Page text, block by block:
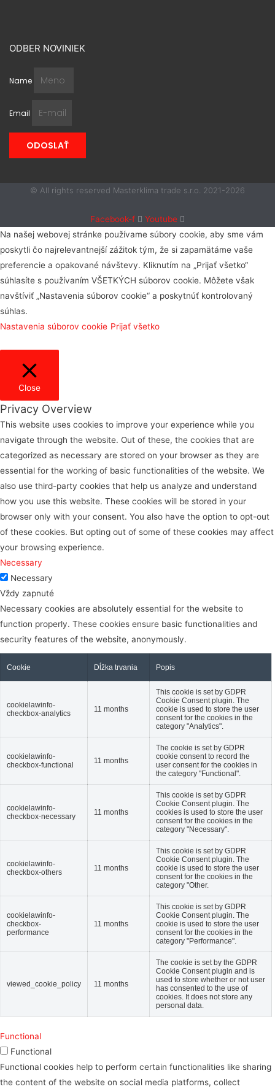
ODBER NOVINIEK
Name
Email
ODOSLAŤ
© All rights reserved Masterklima trade s.r.o. 2021-2026
Facebook-f
Youtube
Na našej webovej stránke používame súbory cookie, aby sme vám
poskytli čo najrelevantnejší zážitok tým, že si zapamätáme vaše
preferencie a opakované návštevy. Kliknutím na „Prijať všetko“
súhlasíte s používaním VŠETKÝCH súborov cookie. Môžete však
navštíviť „Nastavenia súborov cookie“ a poskytnúť kontrolovaný
súhlas.
Nastavenia súborov cookie Prijať všetko
Close
Privacy Overview
This website uses cookies to improve your experience while you
navigate through the website. Out of these, the cookies that are
categorized as necessary are stored on your browser as they are
essential for the working of basic functionalities of the website. We
also use third-party cookies that help us analyze and understand
how you use this website. These cookies will be stored in your
browser only with your consent. You also have the option to opt-out
of these cookies. But opting out of some of these cookies may affect
your browsing experience.
Necessary
Necessary
Vždy zapnuté
Necessary cookies are absolutely essential for the website to
function properly. These cookies ensure basic functionalities and
security features of the website, anonymously.
Cookie Dĺžka trvania Popis
cookielawinfo-
checkbox-analytics
11 months
This cookie is set by GDPR
Cookie Consent plugin. The
cookie is used to store the user
consent for the cookies in the
category "Analytics".
cookielawinfo-
checkbox-functional
11 months
The cookie is set by GDPR
cookie consent to record the
user consent for the cookies in
the category "Functional".
cookielawinfo-
checkbox-necessary
11 months
This cookie is set by GDPR
Cookie Consent plugin. The
cookies is used to store the user
consent for the cookies in the
category "Necessary".
cookielawinfo-
checkbox-others
11 months
This cookie is set by GDPR
Cookie Consent plugin. The
cookie is used to store the user
consent for the cookies in the
category "Other.
cookielawinfo-
checkbox-
performance
11 months
This cookie is set by GDPR
Cookie Consent plugin. The
cookie is used to store the user
consent for the cookies in the
category "Performance".
viewed_cookie_policy 11 months
The cookie is set by the GDPR
Cookie Consent plugin and is
used to store whether or not user
has consented to the use of
cookies. It does not store any
personal data.
Functional
Functional
Functional cookies help to perform certain functionalities like sharing
the content of the website on social media platforms, collect